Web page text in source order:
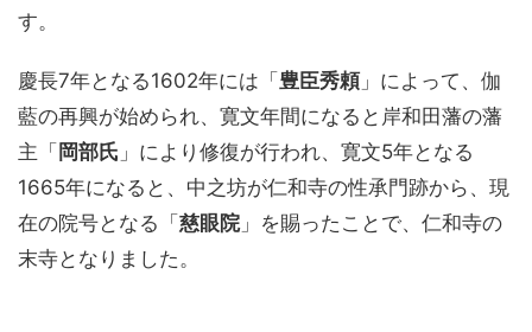
す。
慶長7年となる1602年には「 豊臣秀頼」によって、伽
藍の再興が始められ、寛文年間になると岸和田藩の藩
主「 岡部氏 」により修復が行われ、寛文5年となる
1665年になると、中之坊が仁和寺の性承門跡から、現
在の院号となる「 慈眼院」を賜ったことで、仁和寺の
末寺となりました。